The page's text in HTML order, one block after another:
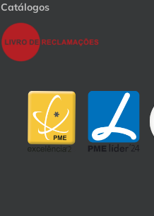
Catálogos